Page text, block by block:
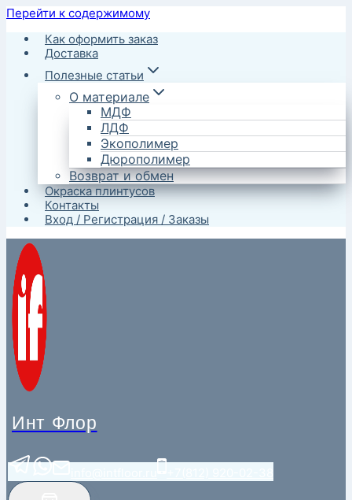
Перейти к содержимому
Как оформить заказ
Доставка
Полезные статьи
О материале
МДФ
ЛДФ
Экополимер
Дюрополимер
Возврат и обмен
Окраска плинтусов
Контакты
Вход / Регистрация / Заказы
Инт Флор